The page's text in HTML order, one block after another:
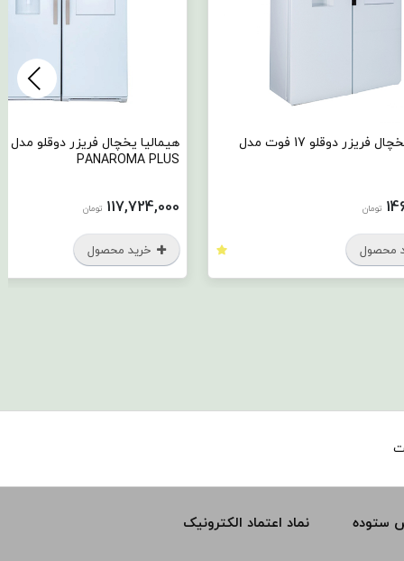
هیمالیا یخچال فریزر دوقلو 17 فوت مدل
تومان
هیمالیا یخچال فریزر دوقلو مدل
PANAROMA PLUS
117,724,000 تومان
خرید محصول
ستوده نماد اعتماد الکترونیک